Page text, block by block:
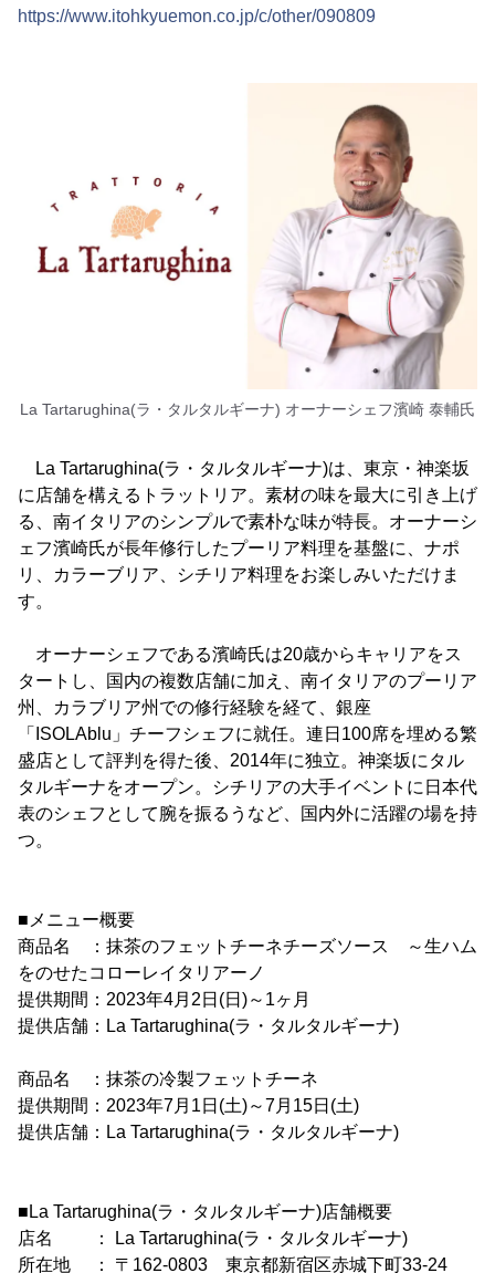
https://www.itohkyuemon.co.jp/c/other/090809
La Tartarughina(ラ・タルタルギーナ) オーナーシェフ濱崎 泰輔氏
La Tartarughina(ラ・タルタルギーナ)は、東京・神楽坂
に店舗を構えるトラットリア。素材の味を最大に引き上げ
る、南イタリアのシンプルで素朴な味が特長。オーナーシ
ェフ濱崎氏が長年修行したプーリア料理を基盤に、ナポ
リ、カラーブリア、シチリア料理をお楽しみいただけま
す。
オーナーシェフである濱崎氏は20歳からキャリアをス
タートし、国内の複数店舗に加え、南イタリアのプーリア
州、カラブリア州での修行経験を経て、銀座
「ISOLAblu」チーフシェフに就任。連日100席を埋める繁
盛店として評判を得た後、2014年に独立。神楽坂にタル
タルギーナをオープン。シチリアの大手イベントに日本代
表のシェフとして腕を振るうなど、国内外に活躍の場を持
つ。
■メニュー概要
商品名 ：抹茶のフェットチーネチーズソース ～生ハム
をのせたコローレイタリアーノ
提供期間：2023年4月2日(日)～1ヶ月
提供店舗：La Tartarughina(ラ・タルタルギーナ)
商品名 ：抹茶の冷製フェットチーネ
提供期間：2023年7月1日(土)～7月15日(土)
提供店舗：La Tartarughina(ラ・タルタルギーナ)
■La Tartarughina(ラ・タルタルギーナ)店舗概要
店名 ： La Tartarughina(ラ・タルタルギーナ)
所在地 ： 〒162-0803 東京都新宿区赤城下町33-24